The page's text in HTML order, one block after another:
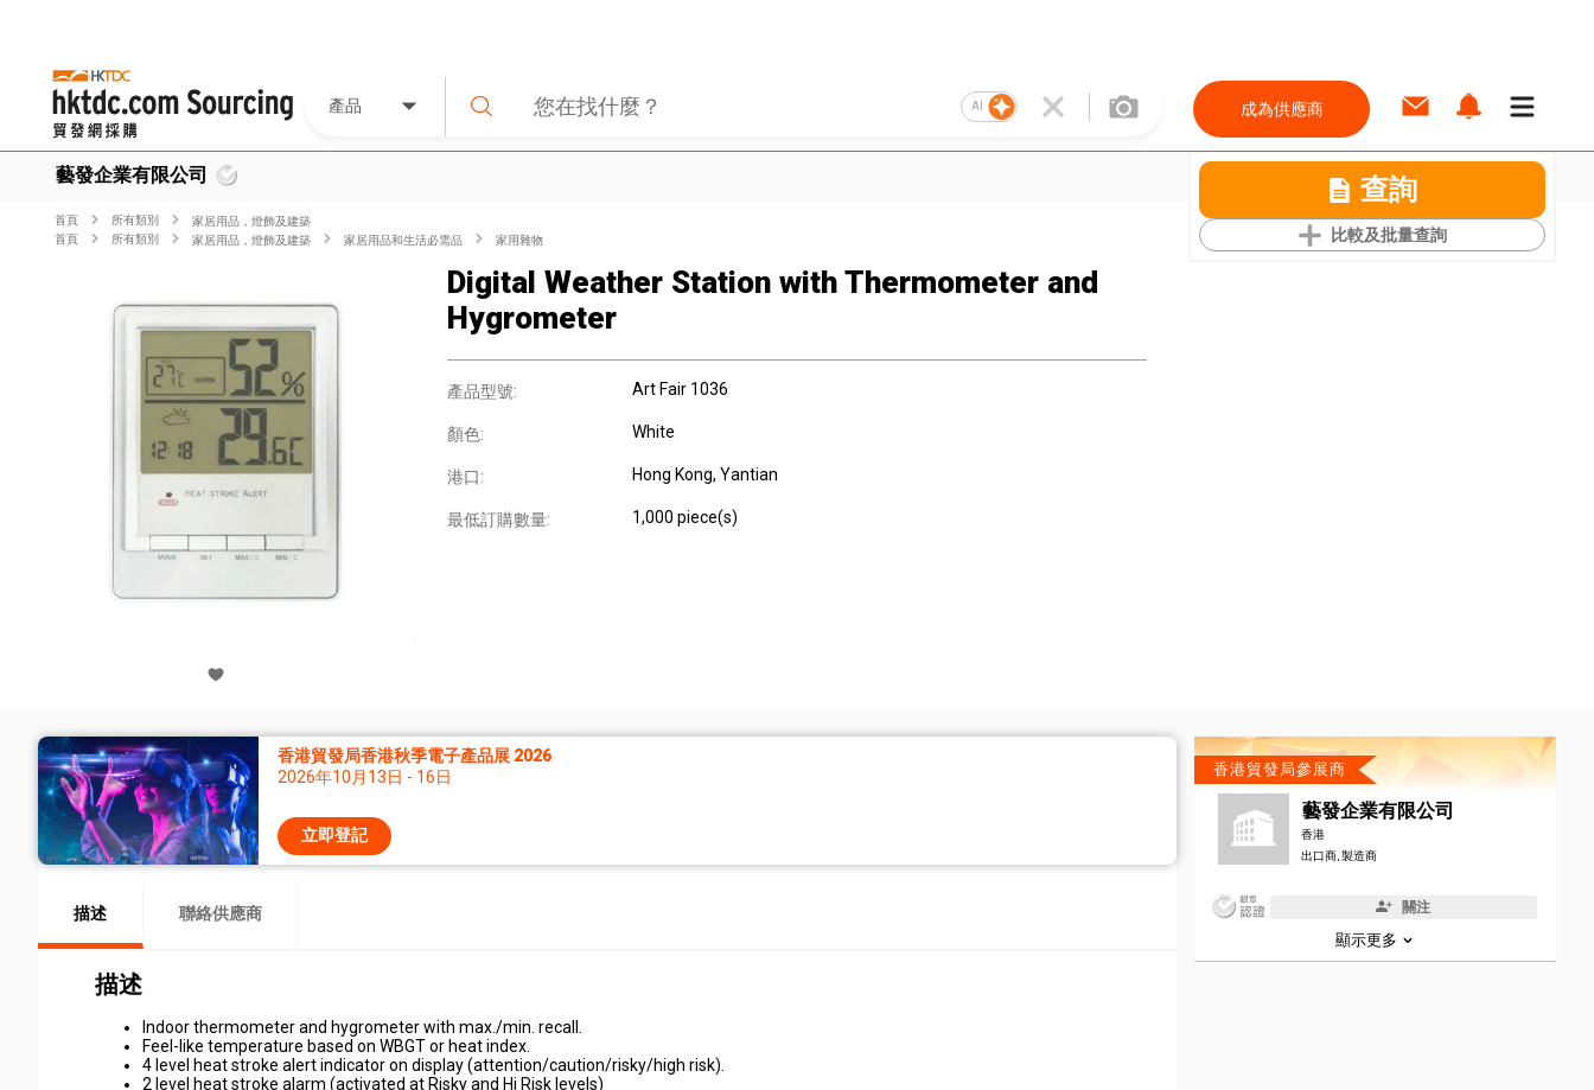
產品 AI 成為供應商
藝發企業有限公司 查詢
比較及批量查詢
首頁 所有類別
家居用品，燈飾及建築
首頁
所有類別 家居用品，燈飾及建築 家居用品和生活必需品 家用雜物
Digital Weather Station with Thermometer and
Hygrometer
產品型號: Art Fair 1036
顏色: White
港口: Hong Kong, Yantian
最低訂購數量: 1,000 piece(s)
香港貿發局香港秋季電子產品展 2026
2026年10月13日 - 16日
立即登記
描述 聯絡供應商
描述
Indoor thermometer and hygrometer with max./min. recall.
Feel-like temperature based on WBGT or heat index.
4 level heat stroke alert indicator on display (attention/caution/risky/high risk).
2 level heat stroke alarm (activated at Risky and Hi Risk levels)
香港貿發局參展商
藝發企業有限公司
香港
出口商, 製造商
關注
顯示更多